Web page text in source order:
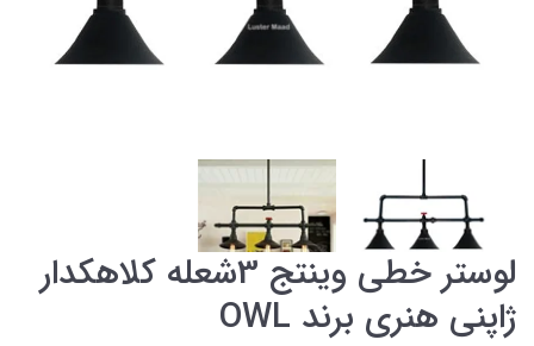
لوستر خطی وینتج 3شعله کلاهکدار
ژاپنی هنری برند OWL